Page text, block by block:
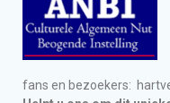
fans en bezoekers: